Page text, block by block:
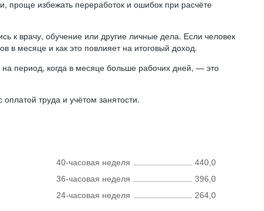
проще избежать переработок и ошибок при расчёте
к врачу, обучение или другие личные дела. Если человек
в месяце и как это повлияет на итоговый доход.
период, когда в месяце больше рабочих дней, — это
труда и учётом занятости.
40-часовая неделя
440,0
36-часовая неделя
396,0
24-часовая неделя
264,0